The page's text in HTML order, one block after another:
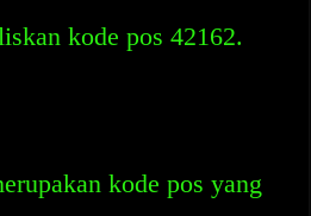
kode pos 42162.
kode pos yang